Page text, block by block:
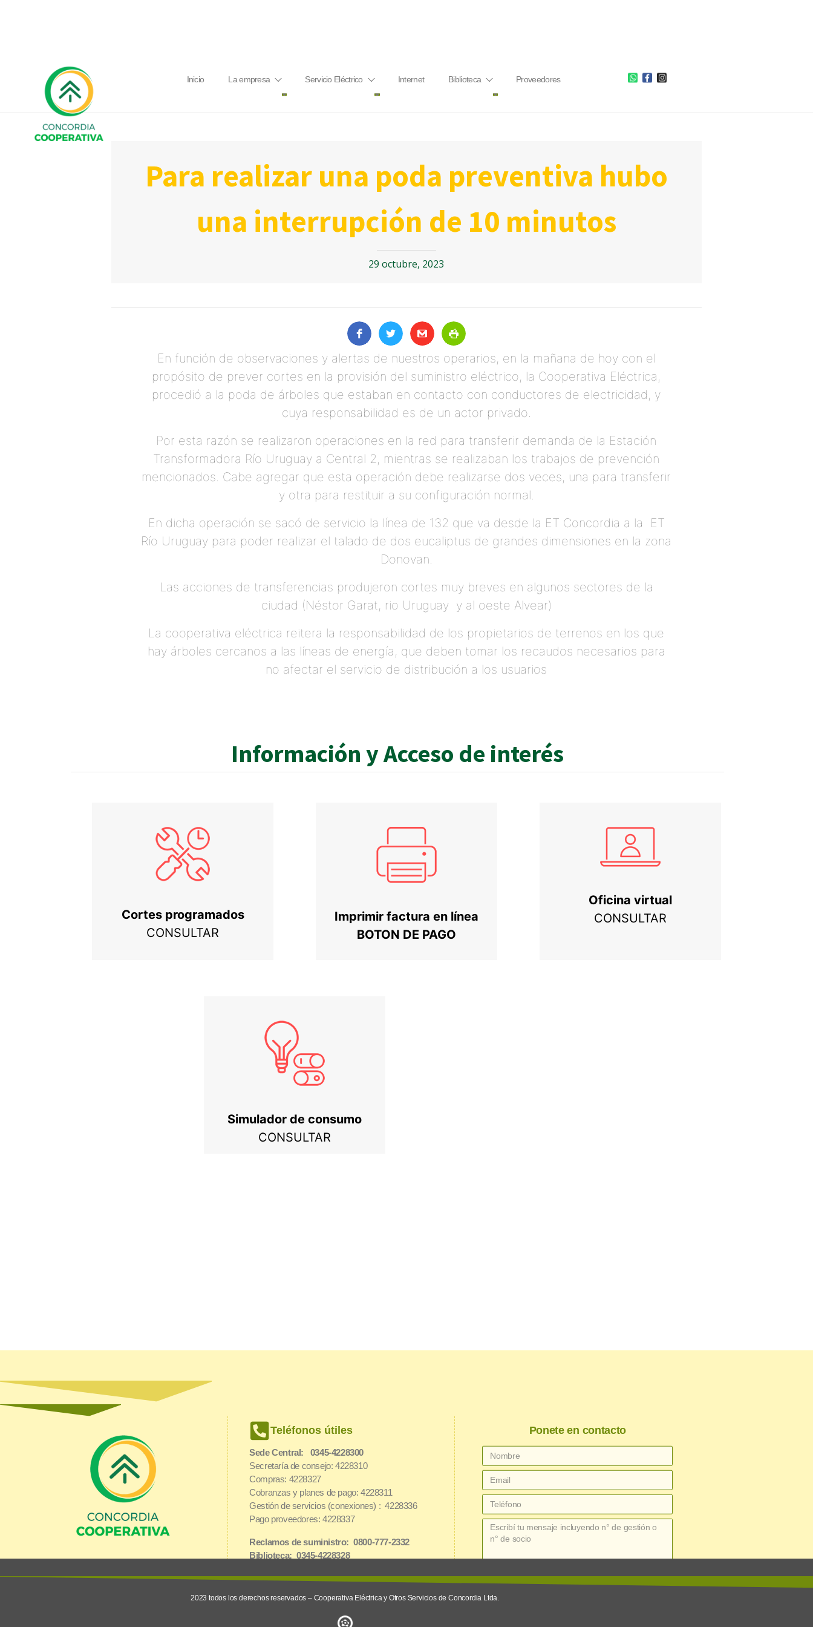
Inicio La empresa Servicio Eléctrico Internet Biblioteca Proveedores
para realizar una poda preventiva hubo
una interrupción de 10 minutos
29 octubre, 2023
En función de observaciones y alertas de nuestros operarios, en la mañana de hoy con el
propósito de prever cortes en la provisión del suministro eléctrico, la Cooperativa Eléctrica,
procedió a la poda de árboles que estaban en contacto con conductores de electricidad, y
cuya responsabilidad es de un actor privado.
Por esta razón se realizaron operaciones en la red para transferir demanda de la Estación
Transformadora Río Uruguay a Central 2, mientras se realizaban los trabajos de prevención
mencionados. Cabe agregar que esta operación debe realizarse dos veces, una para transferir
y otra para restituir a su configuración normal.
En dicha operación se sacó de servicio la línea de 132 que va desde la ET Concordia a la ET
Río Uruguay para poder realizar el talado de dos eucaliptus de grandes dimensiones en la zona
Donovan.
Las acciones de transferencias produjeron cortes muy breves en algunos sectores de la
ciudad (Néstor Garat, rio Uruguay y al oeste Alvear)
La cooperativa eléctrica reitera la responsabilidad de los propietarios de terrenos en los que
hay árboles cercanos a las líneas de energía, que deben tomar los recaudos necesarios para
no afectar el servicio de distribución a los usuarios
Información y Acceso de interés
Cortes programados
CONSULTAR
Imprimir factura en línea
BOTON DE PAGO
Oficina virtual
CONSULTAR
Simulador de consumo
CONSULTAR
Concordia, Entre Ríos
Teléfonos útiles
Sede Central: 0345-4228300
Secretaría de consejo: 4228310
Compras: 4228327
Cobranzas y planes de pago: 4228311
Gestión de servicios (conexiones) : 4228336
Pago proveedores: 4228337
Reclamos de suministro: 0800-777-2332
Biblioteca: 0345-4228328
Ponete en contacto
enviar
2023 todos los derechos reservados – Cooperativa Eléctrica y Otros Servicios de Concordia Ltda.